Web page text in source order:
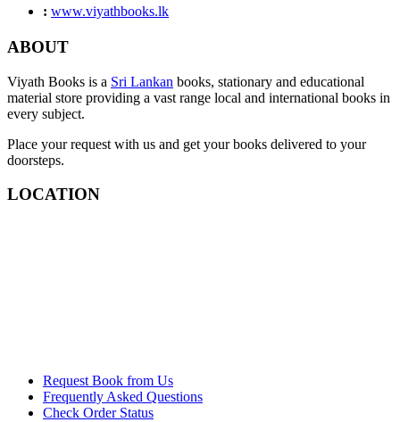
: www.viyathbooks.lk
ABOUT
Viyath Books is a Sri Lankan books, stationary and educational
material store providing a vast range local and international books in
every subject.
Place your request with us and get your books delivered to your
doorsteps.
LOCATION
Request Book from Us
Frequently Asked Questions
Check Order Status